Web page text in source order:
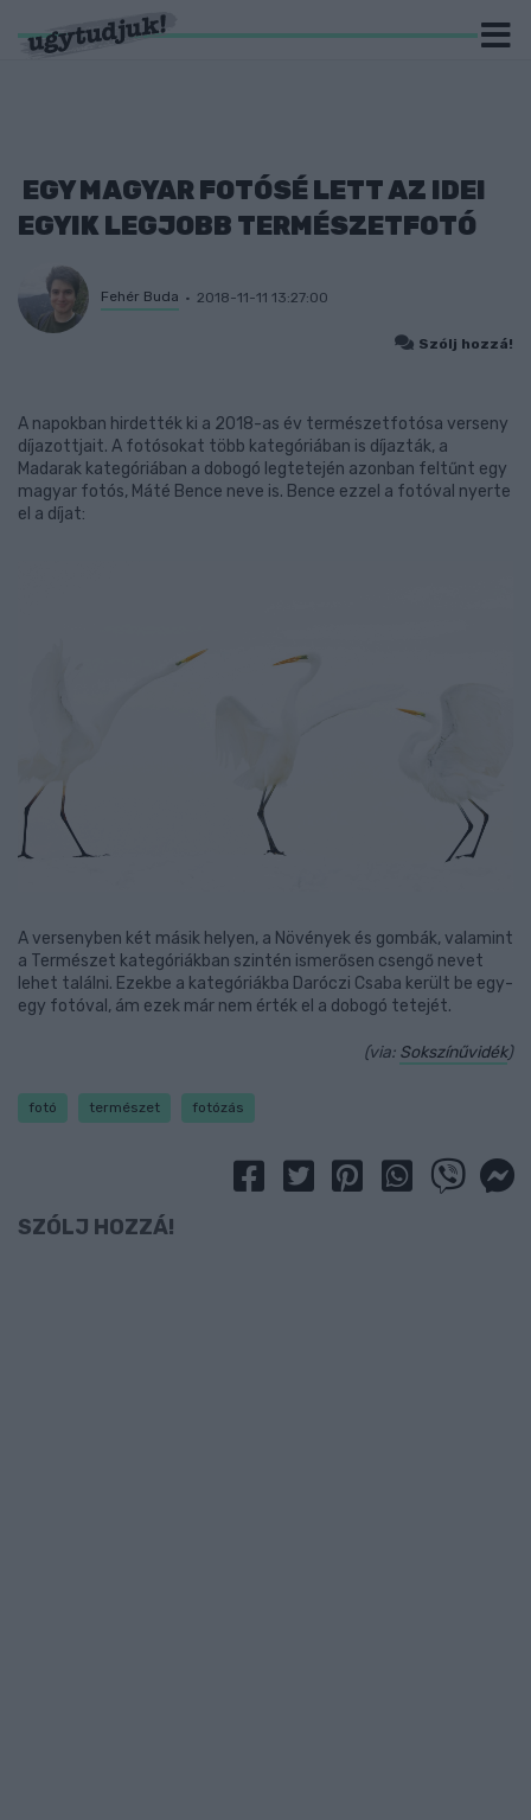
EGY MAGYAR FOTÓSÉ LETT AZ IDEI
EGYIK LEGJOBB TERMÉSZETFOTÓ
Fehér Buda 2018-11-11 13:27:00
Szólj hozzá!
A napokban hirdették ki a 2018-as év természetfotósa verseny
díjazottjait. A fotósokat több kategóriában is díjazták, a
Madarak kategóriában a dobogó legtetején azonban feltűnt egy
magyar fotós, Máté Bence neve is. Bence ezzel a fotóval nyerte
el a díjat:
A versenyben két másik helyen, a Növények és gombák, valamint
a Természet kategóriákban szintén ismerősen csengő nevet
lehet találni. Ezekbe a kategóriákba Daróczi Csaba került be egy-
egy fotóval, ám ezek már nem érték el a dobogó tetejét.
(via: Sokszínűvidék)
fotó természet fotózás
SZÓLJ HOZZÁ!